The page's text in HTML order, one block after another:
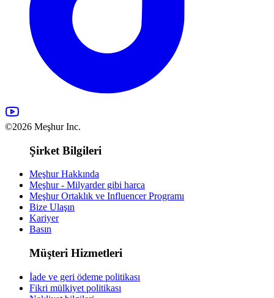
©2026 Meşhur Inc.
Şirket Bilgileri
Meşhur Hakkında
Meşhur - Milyarder gibi harca
Meşhur Ortaklık ve Influencer Programı
Bize Ulaşın
Kariyer
Basın
Müşteri Hizmetleri
İade ve geri ödeme politikası
Fikri mülkiyet politikası